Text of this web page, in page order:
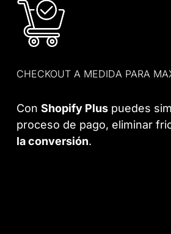
CHECKOUT A MEDIDA PARA
ConShopify Plus puedes
proceso de pago, eliminar
la conversión.